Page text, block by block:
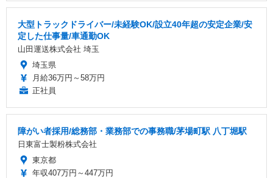
大型トラックドライバー/未経験OK/設立40年超の安定企業/安
定した仕事量/車通勤OK
山田運送株式会社 埼玉
埼玉県
月給36万円～58万円
正社員
障がい者採用/総務部・業務部での事務職/茅場町駅 八丁堀駅
日東富士製粉株式会社
東京都
年収407万円～447万円